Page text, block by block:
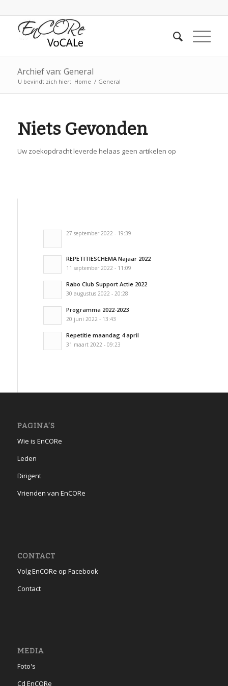
Archief van: General
U bevindt zich hier: Home / General
Niets Gevonden
Uw zoekopdracht leverde helaas geen artikelen op
27 september 2022 - 19:39
REPETITIESCHEMA Najaar 2022
11 september 2022 - 11:09
Rabo Club Support Actie 2022
30 augustus 2022 - 20:28
Programma 2022-2023
20 juni 2022 - 13:43
Repetitie maandag 4 april
31 maart 2022 - 09:23
PAGINA’S
Wie is EnCORe
Leden
Dirigent
Vrienden van EnCORe
CONTACT
Volg EnCORe op Facebook
Contact
MEDIA
Foto's
Cd EnCORe